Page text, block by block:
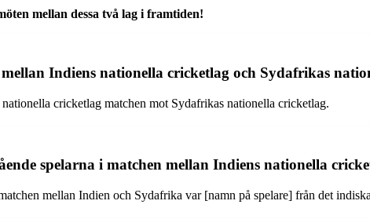
mellan dessa två lag i framtiden!
Indiens nationella cricketlag och Sydafrikas
cricketlag matchen mot Sydafrikas nationella cricketlag.
spelarna i matchen mellan Indiens nationella
mellan Indien och Sydafrika var [namn på spelare] från det